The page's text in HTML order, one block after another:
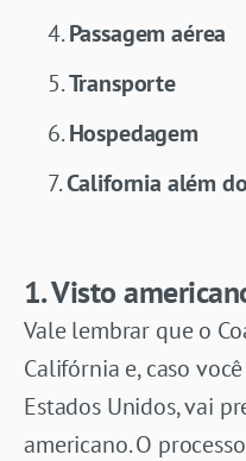
Passagem aérea
Transporte
Hospedagem
California além
1. Visto
Vale lembrar que o
Califórnia e, caso
Estados Unidos, vai
americano. O